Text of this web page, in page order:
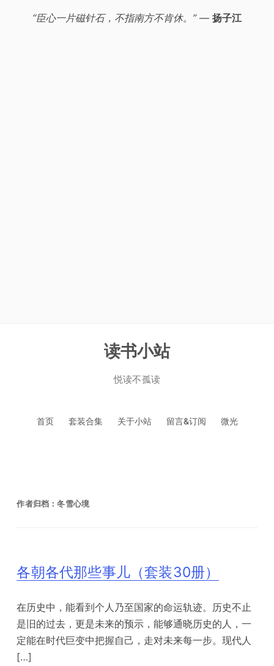
“臣心一片磁针石，不指南方不肯休。”— 扬子江
读书小站
悦读不孤读
首页 套装合集 关于小站 留言&订阅 微光
作者归档：冬雪心境
各朝各代那些事儿（套装30册）
在历史中，能看到个人乃至国家的命运轨迹。历史不止
是旧的过去，更是未来的预示，能够通晓历史的人，一
定能在时代巨变中把握自己，走对未来每一步。现代人
[…]